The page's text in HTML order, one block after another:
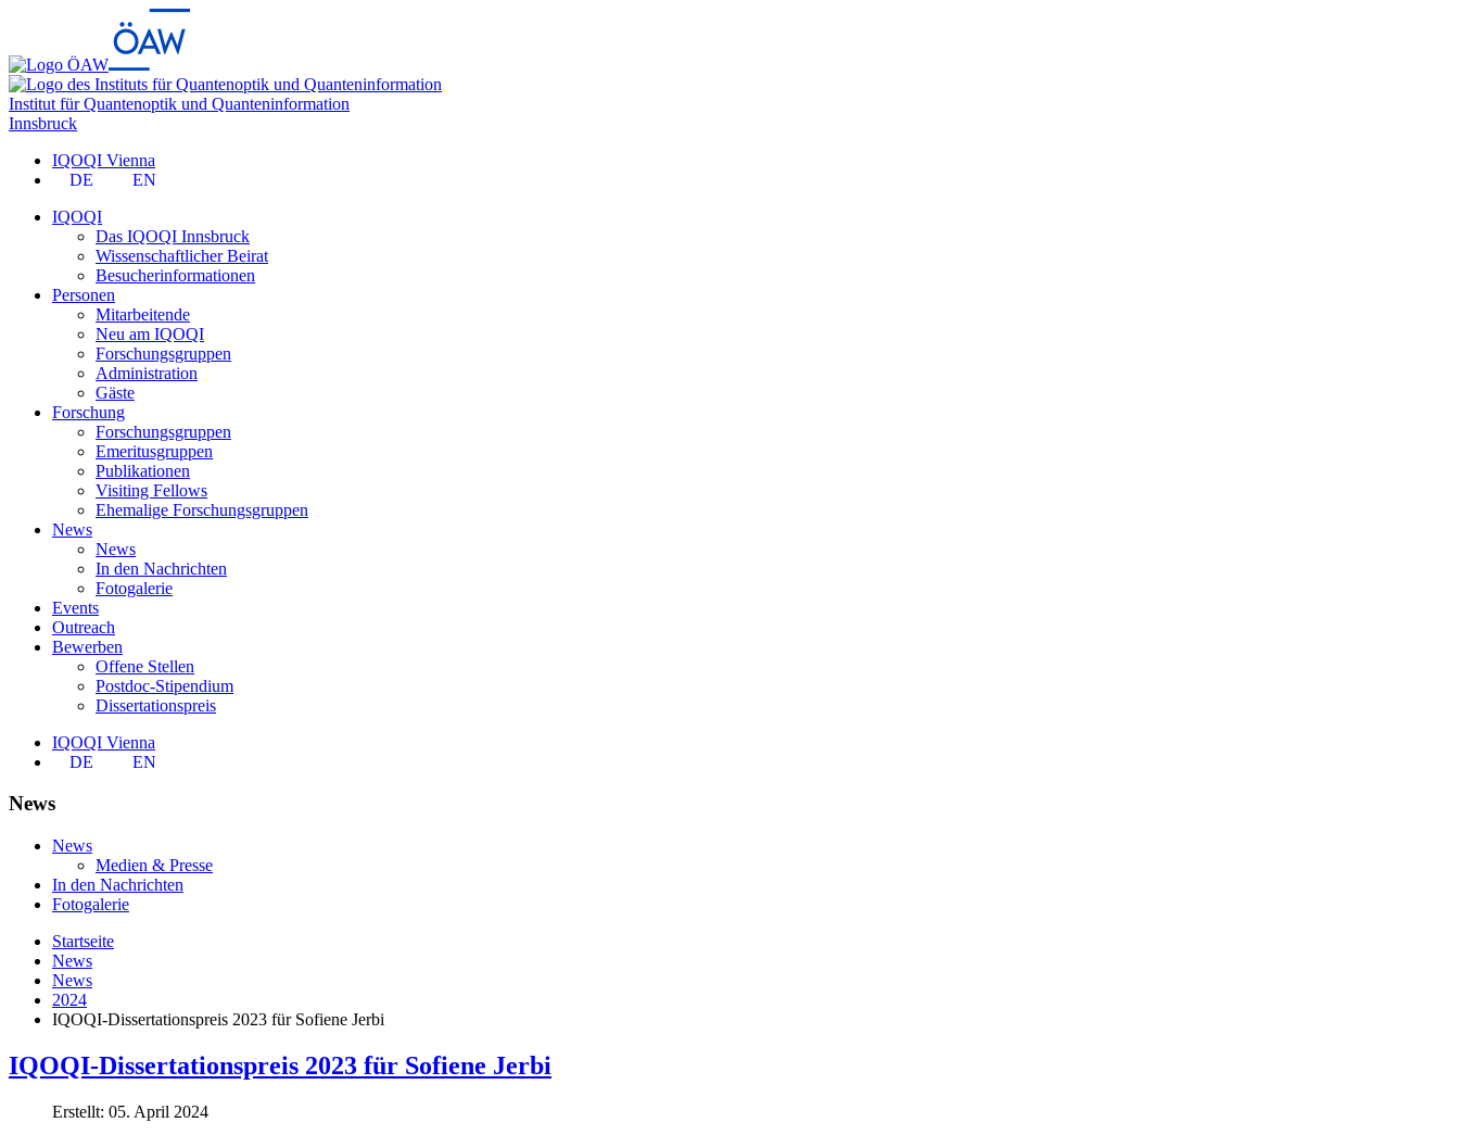
Institut für Quantenoptik und Quanteninformation
Innsbruck
IQOQI Vienna
DE
EN
IQOQI
Das IQOQI Innsbruck
Wissenschaftlicher Beirat
Besucherinformationen
Personen
Mitarbeitende
Neu am IQOQI
Forschungsgruppen
Administration
Gäste
Forschung
Forschungsgruppen
Emeritusgruppen
Publikationen
Visiting Fellows
Ehemalige Forschungsgruppen
News
News
In den Nachrichten
Fotogalerie
Events
Outreach
Bewerben
Offene Stellen
Postdoc-Stipendium
Dissertationspreis
IQOQI Vienna
DE
EN
News
News
Medien & Presse
In den Nachrichten
Fotogalerie
Startseite
News
News
2024
IQOQI-Dissertationspreis 2023 für Sofiene Jerbi
IQOQI-Dissertationspreis 2023 für Sofiene Jerbi
Erstellt: 05. April 2024